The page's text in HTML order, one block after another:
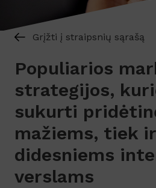
Grįžti į straipsnių sąrašą
Populiarios
strategijos,
sukurti
mažiems, tiek ir
didesniems
verslams